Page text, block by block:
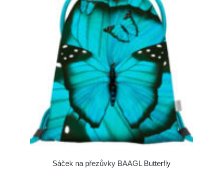
Sáček na přezůvky BAAGL Butterfly